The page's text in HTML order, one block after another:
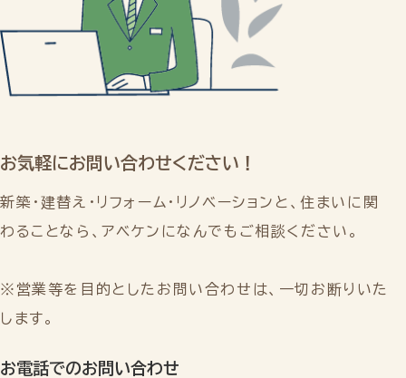
お気軽にお問い合わせください！
新築・建替え・リフォーム・リノベーションと、住まいに関
わることなら、アベケンになんでもご相談ください。
※営業等を目的としたお問い合わせは、一切お断りいた
します。
お電話でのお問い合わせ